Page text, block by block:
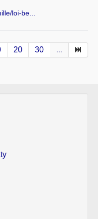
loi-be...
20 30 ...